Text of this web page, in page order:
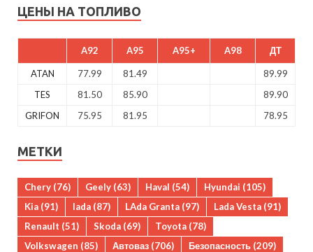
ЦЕНЫ НА ТОПЛИВО
A92 A95 A95+ A98 ДТ
ATAN 77.99 81.49
89.99
TES
81.50 85.90
89.90
GRIFON
75.95 81.95 78.95
МЕТКИ
Chery (76) Geely (63) Haval (54) Hyundai (105)
Kia (91) lada (87) LAda Granta (97) Lada Vesta (91)
Renault (51) Skoda (69) Toyota (78)
Volkswagen (85) Автоваз (706) Безопасность (209)